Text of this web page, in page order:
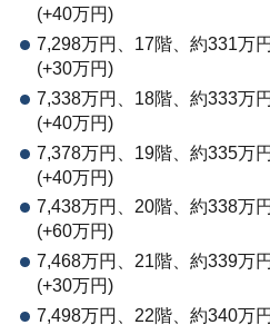
(+40万円)
7,298万円、17階、約331万
(+30万円)
7,338万円、18階、約333万
(+40万円)
7,378万円、19階、約335万
(+40万円)
7,438万円、20階、約338万
(+60万円)
7,468万円、21階、約339万
(+30万円)
7,498万円、22階、約340万